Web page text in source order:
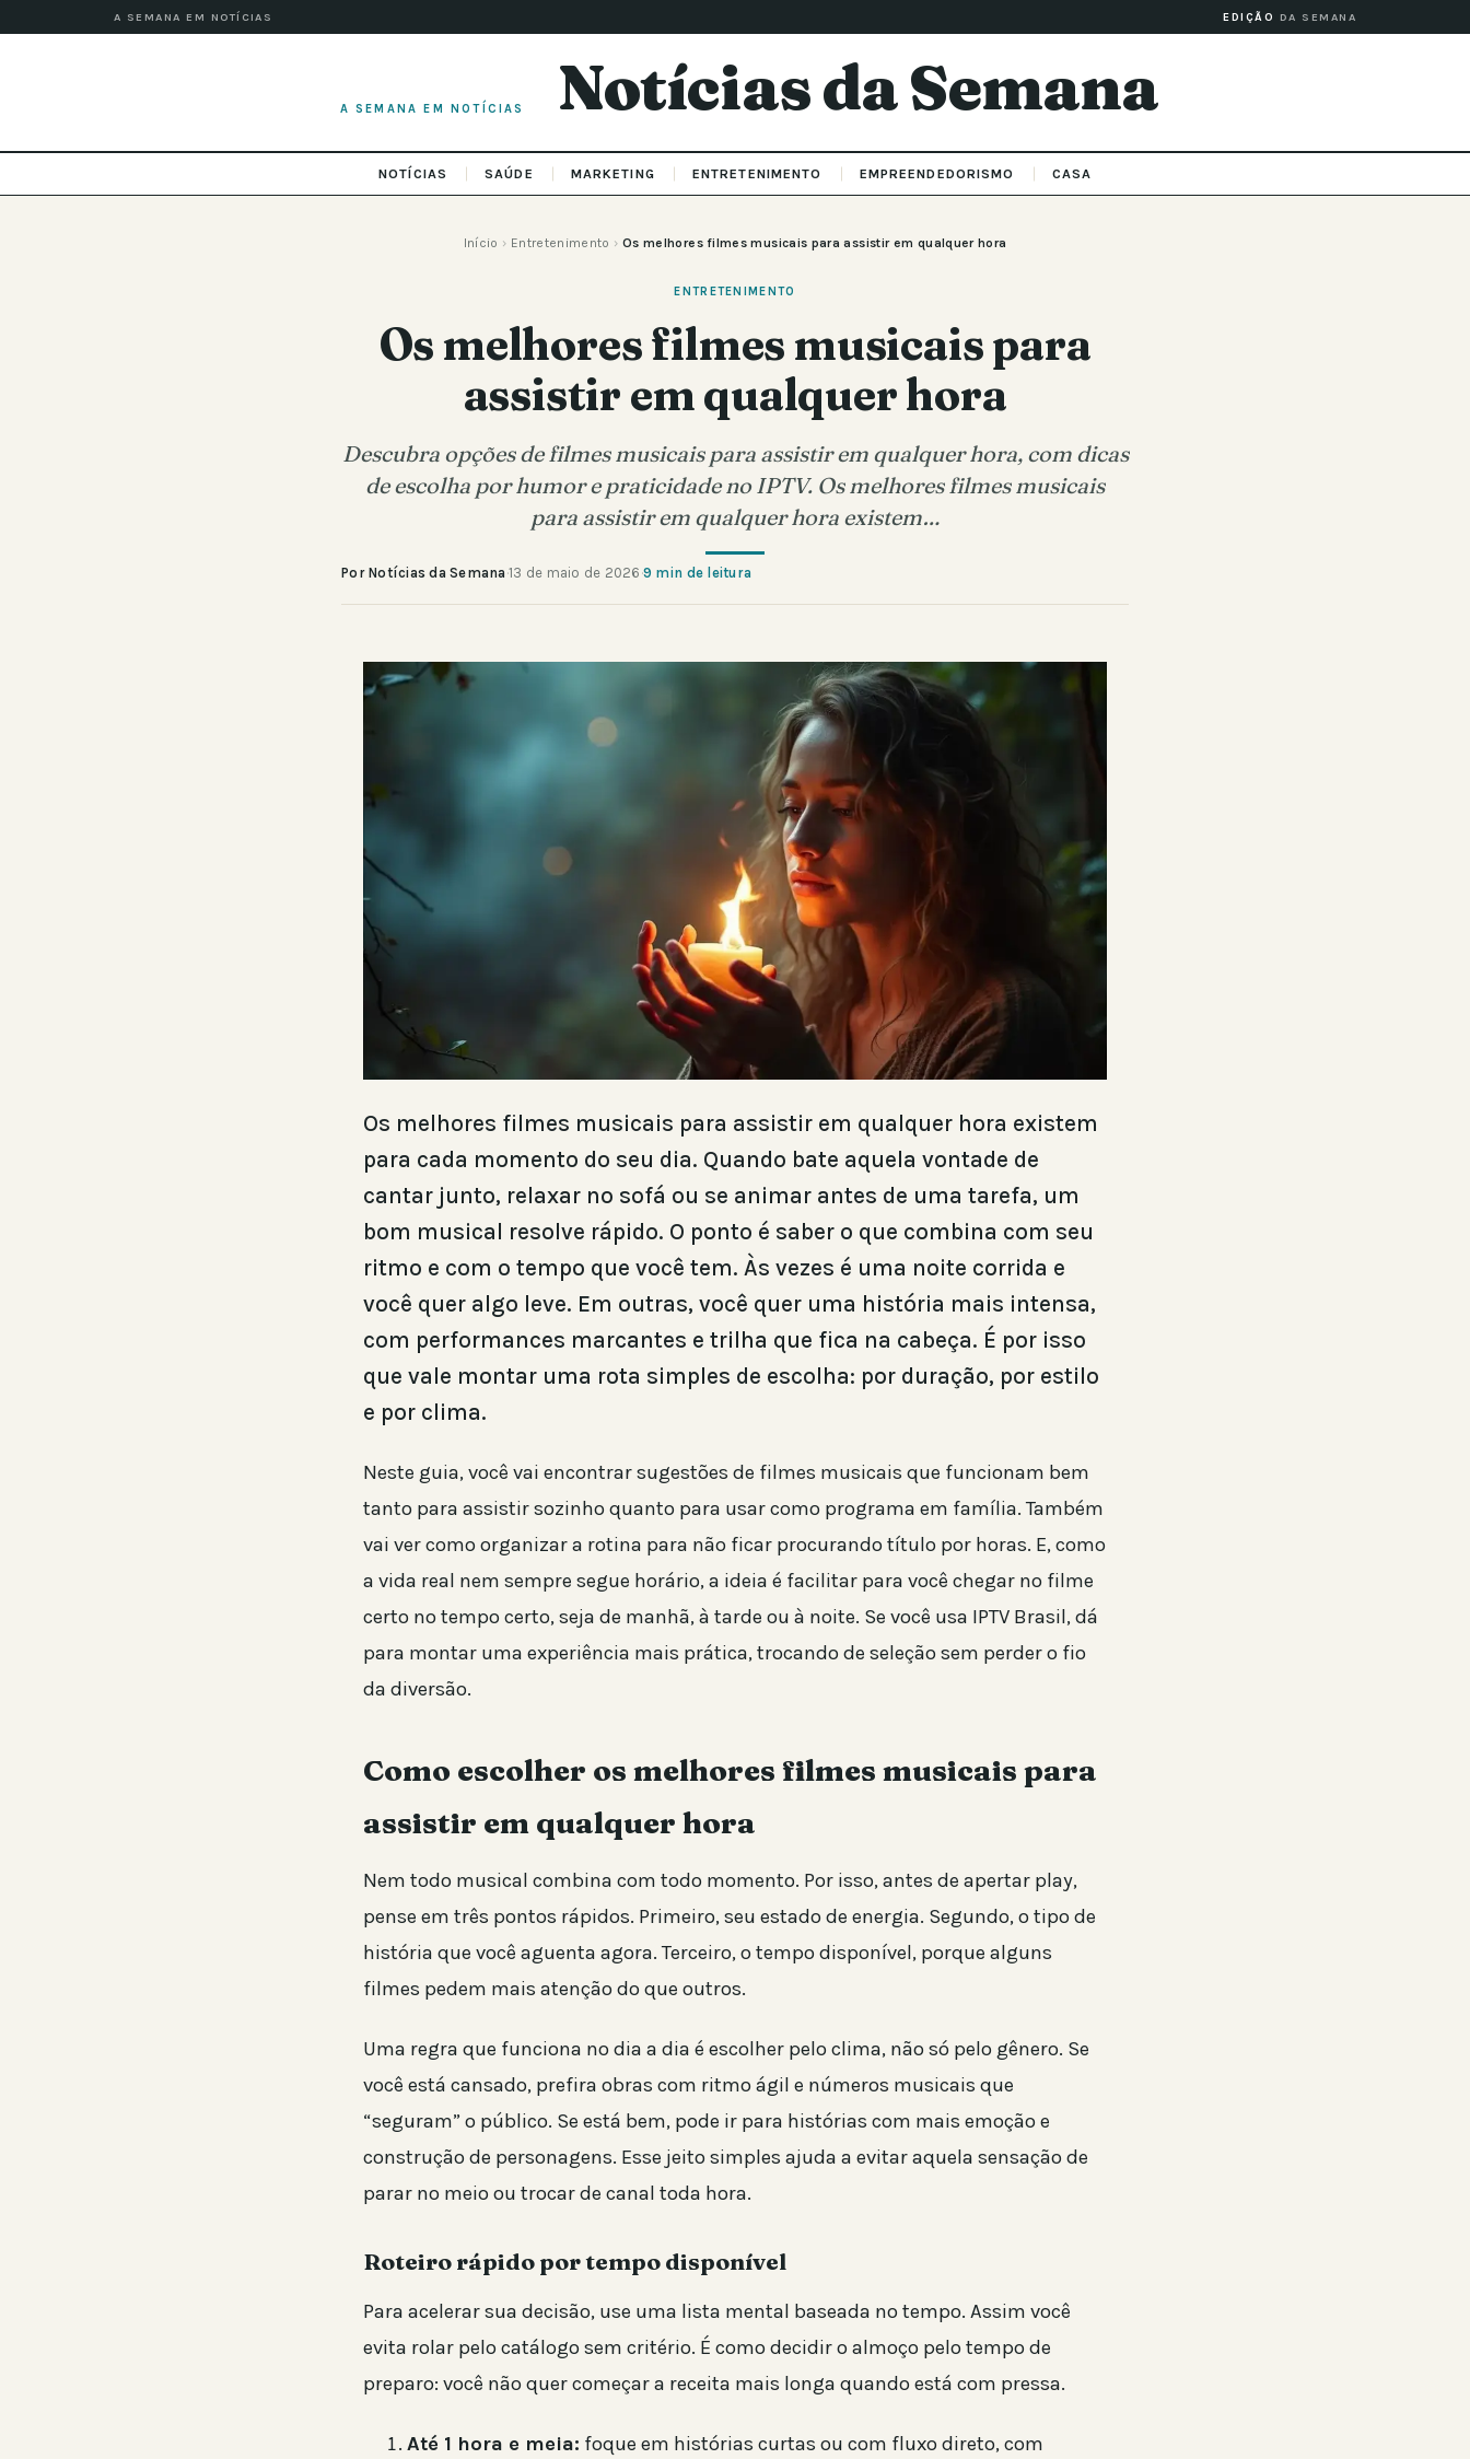
A SEMANA EM NOTÍCIAS EDIÇÃO DA SEMANA
A SEMANA EM NOTÍCIAS Notícias da Semana
NOTÍCIAS SAÚDE MARKETING ENTRETENIMENTO EMPREENDEDORISMO CASA
Início › Entretenimento › Os melhores filmes musicais para assistir em qualquer hora
ENTRETENIMENTO
Os melhores filmes musicais para
assistir em qualquer hora
Descubra opções de filmes musicais para assistir em qualquer hora, com dicas
de escolha por humor e praticidade no IPTV. Os melhores filmes musicais
para assistir em qualquer hora existem…
Por Notícias da Semana ·13 de maio de 2026 ·9 min de leitura
Os melhores filmes musicais para assistir em qualquer hora existem
para cada momento do seu dia. Quando bate aquela vontade de
cantar junto, relaxar no sofá ou se animar antes de uma tarefa, um
bom musical resolve rápido. O ponto é saber o que combina com seu
ritmo e com o tempo que você tem. Às vezes é uma noite corrida e
você quer algo leve. Em outras, você quer uma história mais intensa,
com performances marcantes e trilha que fica na cabeça. É por isso
que vale montar uma rota simples de escolha: por duração, por estilo
e por clima.
Neste guia, você vai encontrar sugestões de filmes musicais que funcionam bem
tanto para assistir sozinho quanto para usar como programa em família. Também
vai ver como organizar a rotina para não ficar procurando título por horas. E, como
a vida real nem sempre segue horário, a ideia é facilitar para você chegar no filme
certo no tempo certo, seja de manhã, à tarde ou à noite. Se você usa IPTV Brasil, dá
para montar uma experiência mais prática, trocando de seleção sem perder o fio
da diversão.
Como escolher os melhores filmes musicais para
assistir em qualquer hora
Nem todo musical combina com todo momento. Por isso, antes de apertar play,
pense em três pontos rápidos. Primeiro, seu estado de energia. Segundo, o tipo de
história que você aguenta agora. Terceiro, o tempo disponível, porque alguns
filmes pedem mais atenção do que outros.
Uma regra que funciona no dia a dia é escolher pelo clima, não só pelo gênero. Se
você está cansado, prefira obras com ritmo ágil e números musicais que
“seguram” o público. Se está bem, pode ir para histórias com mais emoção e
construção de personagens. Esse jeito simples ajuda a evitar aquela sensação de
parar no meio ou trocar de canal toda hora.
Roteiro rápido por tempo disponível
Para acelerar sua decisão, use uma lista mental baseada no tempo. Assim você
evita rolar pelo catálogo sem critério. É como decidir o almoço pelo tempo de
preparo: você não quer começar a receita mais longa quando está com pressa.
Até 1 hora e meia: foque em histórias curtas ou com fluxo direto, com